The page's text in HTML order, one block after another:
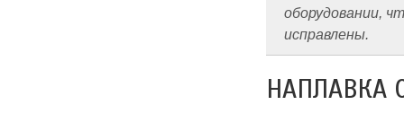
оборудовании,
исправлены.
НАПЛАВКА